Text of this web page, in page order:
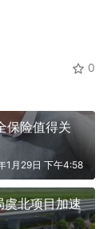
0
保险值得关
1月29日 下午4:58
北项目加速